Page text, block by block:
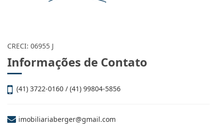
CRECI: 06955 J
Informações de Contato
(41) 3722-0160 / (41) 99804-5856
imobiliariaberger@gmail.com